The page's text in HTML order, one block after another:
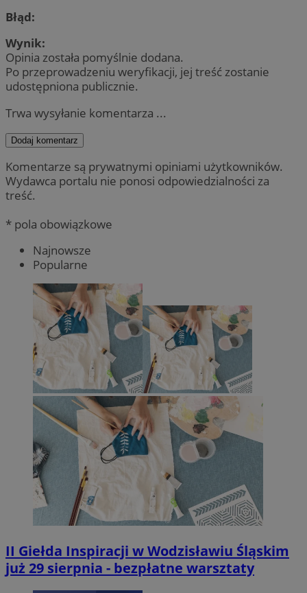
Błąd:
Wynik:
Opinia została pomyślnie dodana.
Po przeprowadzeniu weryfikacji, jej treść zostanie
udostępniona publicznie.
Trwa wysyłanie komentarza ...
Dodaj komentarz
Komentarze są prywatnymi opiniami użytkowników.
Wydawca portalu nie ponosi odpowiedzialności za
treść.
* pola obowiązkowe
Najnowsze
Popularne
II Giełda Inspiracji w Wodzisławiu Śląskim
już 29 sierpnia - bezpłatne warsztaty